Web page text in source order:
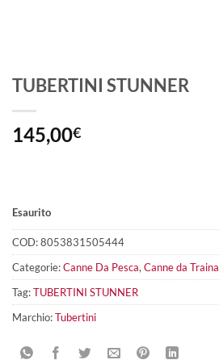
TUBERTINI STUNNER
145,00€
Esaurito
COD:8053831505444
Categorie:Canne Da Pesca, Canne da Traina
Tag:TUBERTINI STUNNER
Marchio:Tubertini